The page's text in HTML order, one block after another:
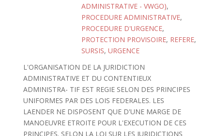
ADMINISTRATIVE - VWGO),
PROCEDURE ADMINISTRATIVE,
PROCEDURE D'URGENCE,
PROTECTION PROVISOIRE, REFERE,
SURSIS, URGENCE
L'ORGANISATION DE LA JURIDICTION
ADMINISTRATIVE ET DU CONTENTIEUX
ADMINISTRA- TIF EST REGIE SELON DES PRINCIPES
UNIFORMES PAR DES LOIS FEDERALES. LES
LAENDER NE DISPOSENT QUE D'UNE MARGE DE
MANOEUVRE ETROITE POUR L'EXECUTION DE CES
PRINCIPES. SELON LA LOI SUR LES JURIDICTIONS